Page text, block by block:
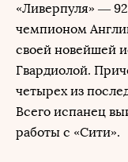
«Ливерпуля» —
чемпионом
своей новейшей
Гвардиолой.
четырех из
Всего испанец
работы с «Сити».